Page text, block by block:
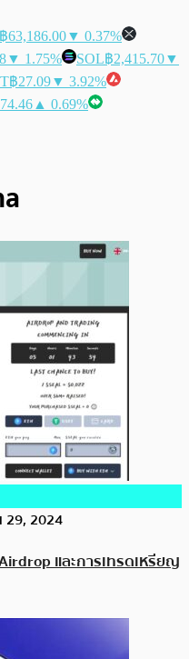
฿63,186.00▼ 0.37%
▼ 1.75% SOL฿2,415.70▼
฿27.09▼ 3.92%
▲ 0.69%
29, 2024
และการเทรดเหรียญ